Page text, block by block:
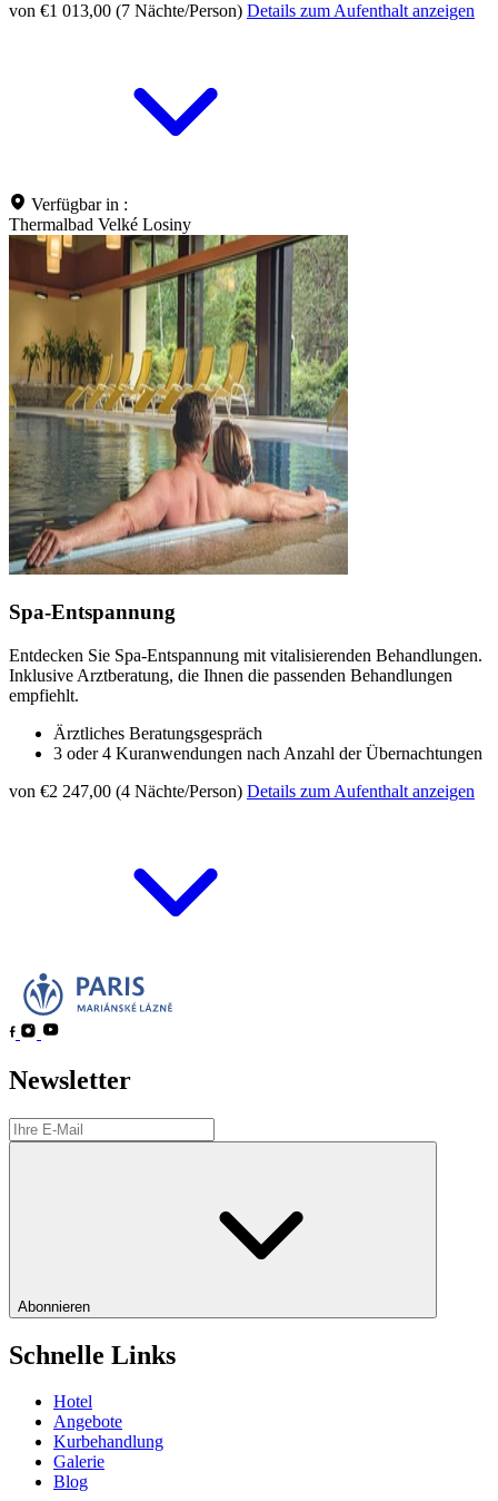
von €1 013,00 (7 Nächte/Person) Details zum Aufenthalt anzeigen
Verfügbar in :
Thermalbad Velké Losiny
Spa-Entspannung
Entdecken Sie Spa-Entspannung mit vitalisierenden Behandlungen.
Inklusive Arztberatung, die Ihnen die passenden Behandlungen
empfiehlt.
Ärztliches Beratungsgespräch
3 oder 4 Kuranwendungen nach Anzahl der Übernachtungen
von €2 247,00 (4 Nächte/Person) Details zum Aufenthalt anzeigen
Newsletter
Abonnieren
Schnelle Links
Hotel
Angebote
Kurbehandlung
Galerie
Blog